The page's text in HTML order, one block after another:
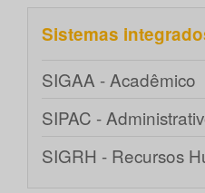
Sistemas
SIGAA - Acadêmico
SIPAC -
SIGRH - Recursos